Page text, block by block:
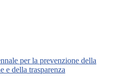
per la prevenzione della
e della trasparenza